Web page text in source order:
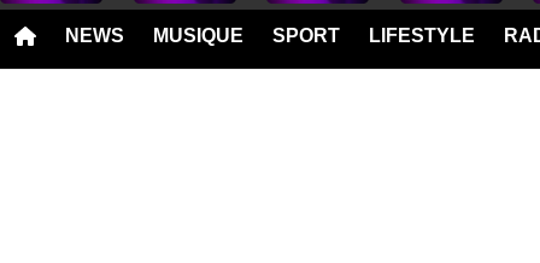
NEWS MUSIQUE SPORT LIFESTYLE